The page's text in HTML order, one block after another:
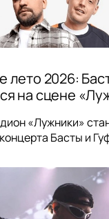
лето 2026:
на сцене
«Лужники»
Басты и